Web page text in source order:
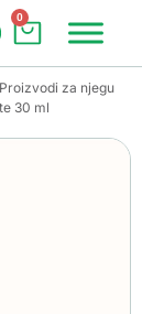
0
Proizvodi za njegu
30 ml